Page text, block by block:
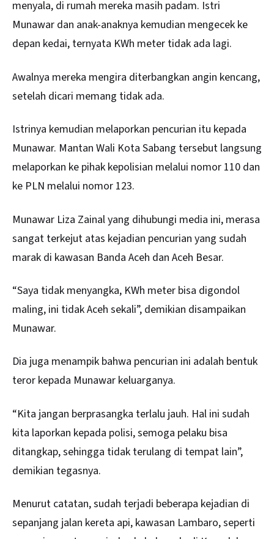
menyala, di rumah mereka masih padam. Istri
Munawar dan anak-anaknya kemudian mengecek ke
depan kedai, ternyata KWh meter tidak ada lagi.
Awalnya mereka mengira diterbangkan angin kencang,
setelah dicari memang tidak ada.
Istrinya kemudian melaporkan pencurian itu kepada
Munawar. Mantan Wali Kota Sabang tersebut langsung
melaporkan ke pihak kepolisian melalui nomor 110 dan
ke PLN melalui nomor 123.
Munawar Liza Zainal yang dihubungi media ini, merasa
sangat terkejut atas kejadian pencurian yang sudah
marak di kawasan Banda Aceh dan Aceh Besar.
“Saya tidak menyangka, KWh meter bisa digondol
maling, ini tidak Aceh sekali”, demikian disampaikan
Munawar.
Dia juga menampik bahwa pencurian ini adalah bentuk
teror kepada Munawar keluarganya.
“Kita jangan berprasangka terlalu jauh. Hal ini sudah
kita laporkan kepada polisi, semoga pelaku bisa
ditangkap, sehingga tidak terulang di tempat lain”,
demikian tegasnya.
Menurut catatan, sudah terjadi beberapa kejadian di
sepanjang jalan kereta api, kawasan Lambaro, seperti